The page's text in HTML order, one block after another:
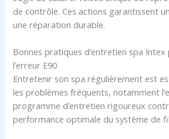
de contrôle. Ces actions garantissent
une réparation durable.
Bonnes pratiques d’entretien spa
l’erreur E90
Entretenir son spa régulièrement est
les problèmes fréquents, notamment
programme d’entretien rigoureux
performance optimale du système de